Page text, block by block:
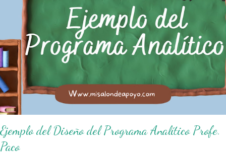
formar aprendientes que desde pequeños, entiendan, analizan y
practiquen las grandes responsabilidades que conlleva ser un buen
ciudadano. A continuación les compartimos algunos ejemplos de reglas
de salón de clases: 1. Cumplo con mis tareas y trabajos. 2. Cuidado mi
higiene personal. 3. Levanto la mano para hablar. 4. Pido permiso para
ir al baño 5. Deposito la basura en su lugar. 6. Cumplo con mis útiles
esc...
Ejemplo del Diseño del Programa Analítico Profe.
Paco